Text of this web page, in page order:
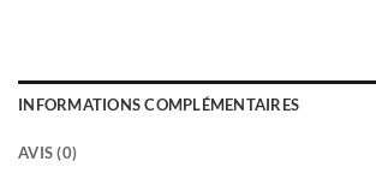
INFORMATIONS COMPLÉMENTAIRES
AVIS (0)